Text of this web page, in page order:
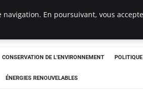
CONSERVATION DE L'ENVIRONNEMENT
ÉNERGIES RENOUVELABLES
En poursuivant, vous